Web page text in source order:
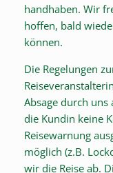
handhaben. Wir
hoffen, bald
können.
Die Regelungen
Absage durch
die Kundin keine
Reisewarnung
möglich (z.B.
wir die Reise ab.